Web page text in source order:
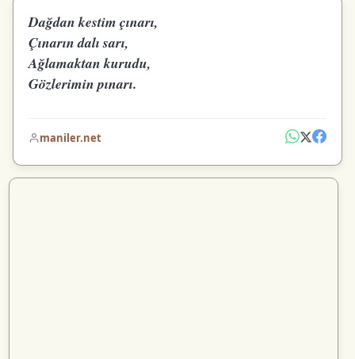
Dağdan kestim çınarı,
Çınarın dalı sarı,
Ağlamaktan kurudu,
Gözlerimin pınarı.
maniler.net